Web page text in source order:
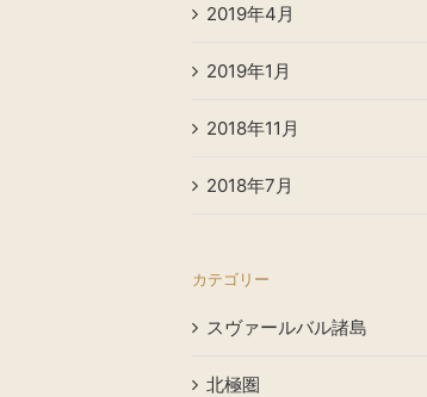
2019年4月
2019年1月
2018年11月
2018年7月
カテゴリー
スヴァールバル諸島
北極圏